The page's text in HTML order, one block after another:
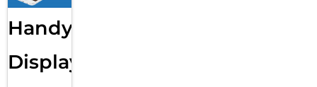
Handy
Displayfolie